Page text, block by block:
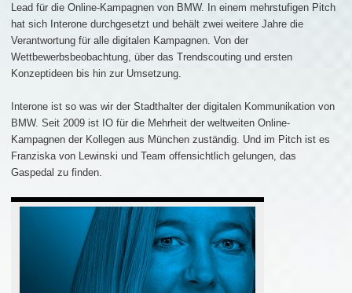
Lead für die Online-Kampagnen von BMW. In einem mehrstufigen Pitch
hat sich Interone durchgesetzt und behält zwei weitere Jahre die
Verantwortung für alle digitalen Kampagnen. Von der
Wettbewerbsbeobachtung, über das Trendscouting und ersten
Konzeptideen bis hin zur Umsetzung.
Interone ist so was wir der Stadthalter der digitalen Kommunikation von
BMW. Seit 2009 ist IO für die Mehrheit der weltweiten Online-
Kampagnen der Kollegen aus München zuständig. Und im Pitch ist es
Franziska von Lewinski und Team offensichtlich gelungen, das
Gaspedal zu finden.